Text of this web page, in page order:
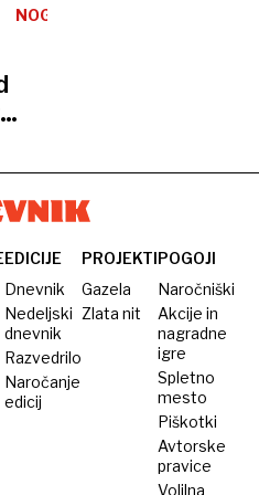
Španiji
do treh
NOGOMET
EDICIJE
Dnevnik
Nedeljski
dnevnik
Razvedrilo
Naročanje
edicij
PROJEKTI
Gazela
Zlata nit
POGOJI
Naročniški
Akcije in
nagradne
igre
Spletno
mesto
Piškotki
Avtorske
pravice
Volilna